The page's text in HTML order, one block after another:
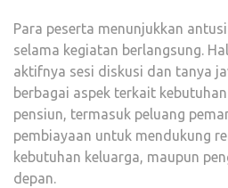
Para peserta menunjukkan
selama kegiatan berlangsung.
aktifnya sesi diskusi dan tanya
berbagai aspek terkait
pensiun, termasuk peluang
pembiayaan untuk mendukung
kebutuhan keluarga, maupun
depan.